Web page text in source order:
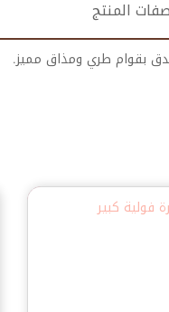
المنتج
بقوام طري ومذاق مميز.